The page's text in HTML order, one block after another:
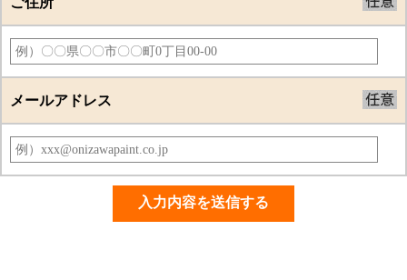
メールアドレス